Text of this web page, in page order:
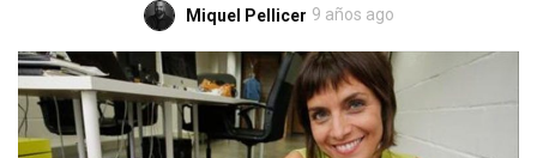
Miquel Pellicer 9 años ago